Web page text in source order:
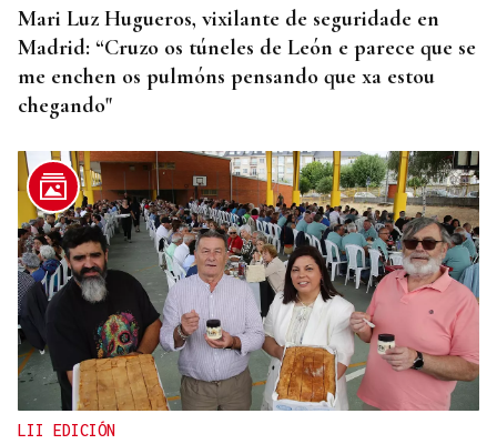
Mari Luz Hugueros, vixilante de seguridade en
Madrid: “Cruzo os túneles de León e parece que se
me enchen os pulmóns pensando que xa estou
chegando"
LII EDICIÓN